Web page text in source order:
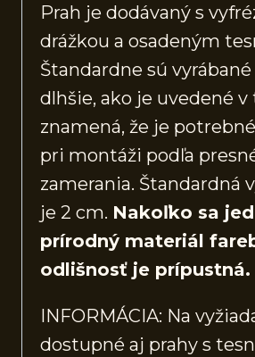
Prah je dodávaný s
drážkou a osadeným
Štandardne sú vyrábané
dlhšie, ako je uvedené
znamená, že je
pri montáži podľa
zamerania. Štandardná
je 2 cm. Nakoľko sa
prírodný materiál
odlišnosť je prípustná.
INFORMÁCIA: Na
dostupné aj prahy s